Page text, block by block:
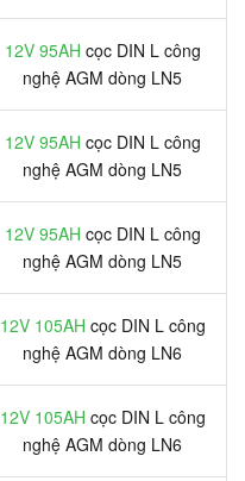
12V 95AH cọc DIN L công
nghệ AGM dòng LN5
12V 95AH cọc DIN L công
nghệ AGM dòng LN5
12V 95AH cọc DIN L công
nghệ AGM dòng LN5
12V 105AH cọc DIN L công
nghệ AGM dòng LN6
12V 105AH cọc DIN L công
nghệ AGM dòng LN6